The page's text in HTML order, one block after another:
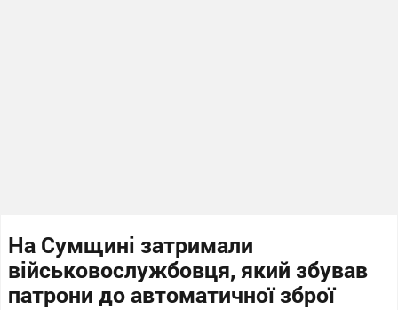
На Сумщині затримали
військовослужбовця, який збував
патрони до автоматичної зброї